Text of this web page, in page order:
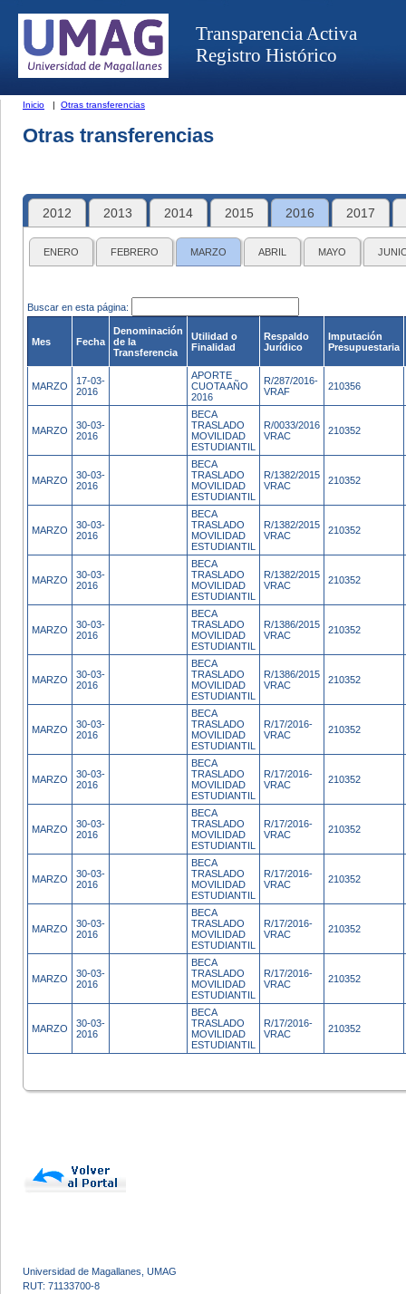
Transparencia Activa
Registro Histórico
Inicio | Otras transferencias
Otras transferencias
2012 2013 2014 2015 2016 2017
ENERO FEBRERO MARZO ABRIL MAYO
Buscar en esta página:
Mes Fecha
Denominación
de la
Transferencia
Utilidad o
Finalidad
Respaldo
Jurídico
Imputación
Presupuestaria
MARZO
17-03-
2016
APORTE
CUOTA AÑO
2016
R/287/2016-
VRAF
210356
MARZO
30-03-
2016
BECA
TRASLADO
MOVILIDAD
ESTUDIANTIL
R/0033/2016
VRAC
210352
MARZO
30-03-
2016
BECA
TRASLADO
MOVILIDAD
ESTUDIANTIL
R/1382/2015
VRAC
210352
MARZO
30-03-
2016
BECA
TRASLADO
MOVILIDAD
ESTUDIANTIL
R/1382/2015
VRAC
210352
MARZO
30-03-
2016
BECA
TRASLADO
MOVILIDAD
ESTUDIANTIL
R/1382/2015
VRAC
210352
MARZO
30-03-
2016
BECA
TRASLADO
MOVILIDAD
ESTUDIANTIL
R/1386/2015
VRAC
210352
MARZO
30-03-
2016
BECA
TRASLADO
MOVILIDAD
ESTUDIANTIL
R/1386/2015
VRAC
210352
MARZO
30-03-
2016
BECA
TRASLADO
MOVILIDAD
ESTUDIANTIL
R/17/2016-
VRAC
210352
MARZO
30-03-
2016
BECA
TRASLADO
MOVILIDAD
ESTUDIANTIL
R/17/2016-
VRAC
210352
MARZO
30-03-
2016
BECA
TRASLADO
MOVILIDAD
ESTUDIANTIL
R/17/2016-
VRAC
210352
MARZO
30-03-
2016
BECA
TRASLADO
MOVILIDAD
ESTUDIANTIL
R/17/2016-
VRAC
210352
MARZO
30-03-
2016
BECA
TRASLADO
MOVILIDAD
ESTUDIANTIL
R/17/2016-
VRAC
210352
MARZO
30-03-
2016
BECA
TRASLADO
MOVILIDAD
ESTUDIANTIL
R/17/2016-
VRAC
210352
MARZO
30-03-
2016
BECA
TRASLADO
MOVILIDAD
ESTUDIANTIL
R/17/2016-
VRAC
210352
Universidad de Magallanes, UMAG
RUT: 71133700-8